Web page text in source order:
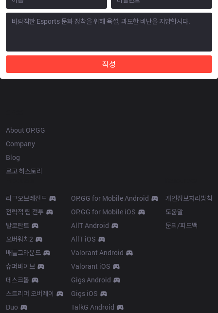
작성
About OP.GG
Company
Blog
로고 히스토리
리그오브레전드
전략적 팀 전투
발로란트
오버워치2
배틀그라운드
슈퍼바이브
데스크톱
스트리머 오버레이
Duo
OP.GG for Mobile Android
OP.GG for Mobile iOS
AllT Android
AllT iOS
Valorant Android
Valorant iOS
Gigs Android
Gigs iOS
TalkG Android
개인정보처리방침
도움말
문의/피드백